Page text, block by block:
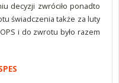
decyzji zwróciło ponadto
świadczenia także za luty
i do zwrotu było razem